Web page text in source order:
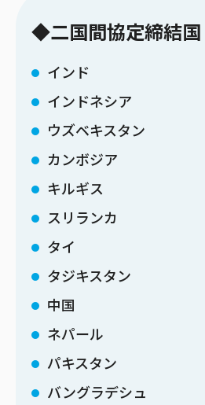
◆二国間協定締結国
インド
インドネシア
ウズベキスタン
カンボジア
キルギス
スリランカ
タイ
タジキスタン
中国
ネパール
パキスタン
バングラデシュ